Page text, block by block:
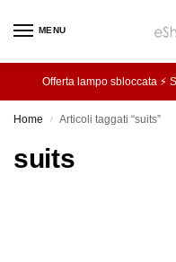
MENU
Offerta lampo sbloccata ⚡
Home / Articoli taggati “suits”
suits